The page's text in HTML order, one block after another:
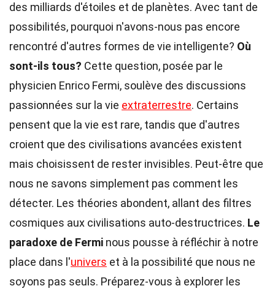
des milliards d'étoiles et de planètes. Avec tant de
possibilités, pourquoi n'avons-nous pas encore
rencontré d'autres formes de vie intelligente? Où
sont-ils tous? Cette question, posée par le
physicien Enrico Fermi, soulève des discussions
passionnées sur la vie extraterrestre. Certains
pensent que la vie est rare, tandis que d'autres
croient que des civilisations avancées existent
mais choisissent de rester invisibles. Peut-être que
nous ne savons simplement pas comment les
détecter. Les théories abondent, allant des filtres
cosmiques aux civilisations auto-destructrices. Le
paradoxe de Fermi nous pousse à réfléchir à notre
place dans l'univers et à la possibilité que nous ne
soyons pas seuls. Préparez-vous à explorer les